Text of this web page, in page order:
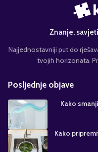
Znanje,
Najjednostavniji put do
tvojih horizonata.
Posljednje objave
Kako
Kako